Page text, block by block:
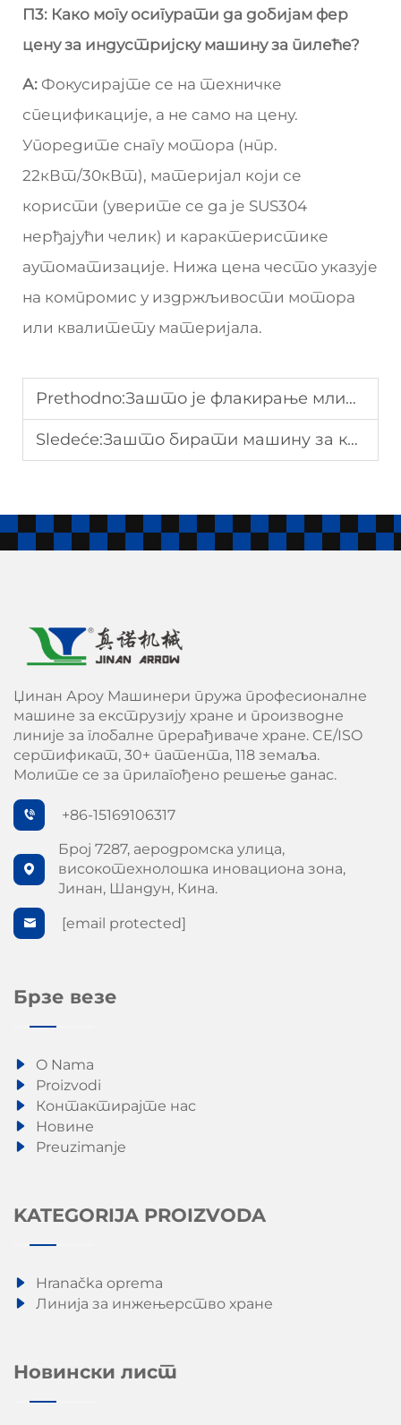
П3: Како могу осигурати да добијам фер
цену за индустријску машину за пилеће?
А: Фокусирајте се на техничке
спецификације, а не само на цену.
Упоредите снагу мотора (нпр.
22кВт/30кВт), материјал који се
користи (уверите се да је SUS304
нерђајући челик) и карактеристике
аутоматизације. Нижа цена често указује
на компромис у издржљивости мотора
или квалитету материјала.
Prethodno:Зашто је флакирање млин виталан у производњи кукурузних плочица линије
Sledeće:Зашто бирати машину за крмке хлеба високе капацитета
Џинан Ароу Машинери пружа професионалне
машине за екструзију хране и производне
линије за глобалне прерађиваче хране. CE/ISO
сертификат, 30+ патента, 118 земаља.
Молите се за прилагођено решење данас.
+86-15169106317
Број 7287, аеродромска улица,
високотехнолошка иновациона зона,
Јинан, Шандун, Кина.
[email protected]
Брзе везе
O Nama
Proizvodi
Контактирајте нас
Новине
Preuzimanje
KATEGORIJA PROIZVODA
Hranačka oprema
Линија за инжењерство хране
Новински лист